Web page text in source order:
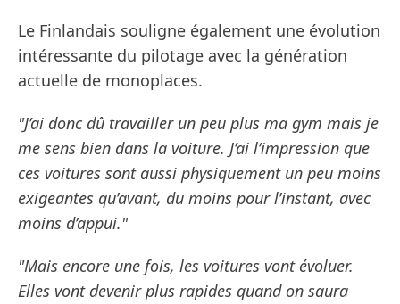
Le Finlandais souligne également une évolution
intéressante du pilotage avec la génération
actuelle de monoplaces.
"J’ai donc dû travailler un peu plus ma gym mais je
me sens bien dans la voiture. J’ai l’impression que
ces voitures sont aussi physiquement un peu moins
exigeantes qu’avant, du moins pour l’instant, avec
moins d’appui."
"Mais encore une fois, les voitures vont évoluer.
Elles vont devenir plus rapides quand on saura